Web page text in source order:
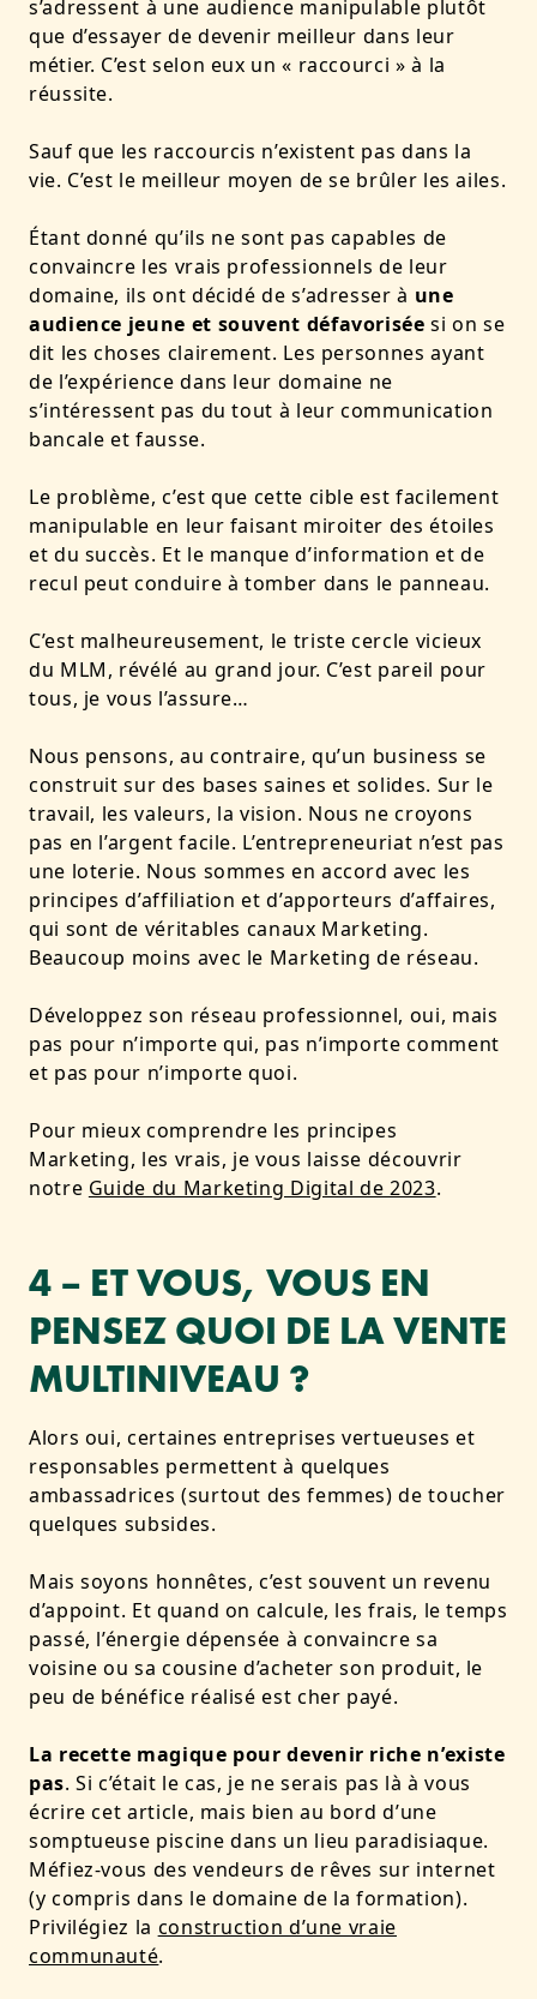
s’adressent à une audience manipulable plutôt
que d’essayer de devenir meilleur dans leur
métier. C’est selon eux un « raccourci » à la
réussite.
Sauf que les raccourcis n’existent pas dans la
vie. C’est le meilleur moyen de se brûler les ailes.
Étant donné qu’ils ne sont pas capables de
convaincre les vrais professionnels de leur
domaine, ils ont décidé de s’adresser à une
audience jeune et souvent défavorisée si on se
dit les choses clairement. Les personnes ayant
de l’expérience dans leur domaine ne
s’intéressent pas du tout à leur communication
bancale et fausse.
Le problème, c’est que cette cible est facilement
manipulable en leur faisant miroiter des étoiles
et du succès. Et le manque d’information et de
recul peut conduire à tomber dans le panneau.
C’est malheureusement, le triste cercle vicieux
du MLM, révélé au grand jour. C’est pareil pour
tous, je vous l’assure…
Nous pensons, au contraire, qu’un business se
construit sur des bases saines et solides. Sur le
travail, les valeurs, la vision. Nous ne croyons
pas en l’argent facile. L’entrepreneuriat n’est pas
une loterie. Nous sommes en accord avec les
principes d’affiliation et d’apporteurs d’affaires,
qui sont de véritables canaux Marketing.
Beaucoup moins avec le Marketing de réseau.
Développez son réseau professionnel, oui, mais
pas pour n’importe qui, pas n’importe comment
et pas pour n’importe quoi.
Pour mieux comprendre les principes
Marketing, les vrais, je vous laisse découvrir
notre Guide du Marketing Digital de 2023.
4 – ET VOUS, VOUS EN
PENSEZ QUOI DE LA VENTE
MULTINIVEAU ?
Alors oui, certaines entreprises vertueuses et
responsables permettent à quelques
ambassadrices (surtout des femmes) de toucher
quelques subsides.
Mais soyons honnêtes, c’est souvent un revenu
d’appoint. Et quand on calcule, les frais, le temps
passé, l’énergie dépensée à convaincre sa
voisine ou sa cousine d’acheter son produit, le
peu de bénéfice réalisé est cher payé.
La recette magique pour devenir riche n’existe
pas. Si c’était le cas, je ne serais pas là à vous
écrire cet article, mais bien au bord d’une
somptueuse piscine dans un lieu paradisiaque.
Méfiez-vous des vendeurs de rêves sur internet
(y compris dans le domaine de la formation).
Privilégiez la construction d’une vraie
communauté.